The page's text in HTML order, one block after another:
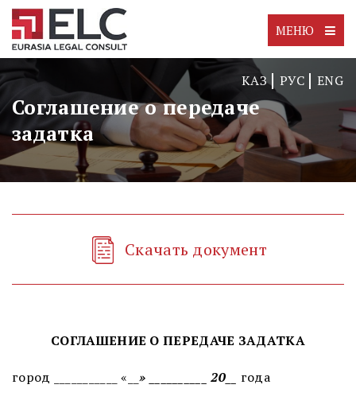
МЕНЮ
КАЗ РУС ENG
Соглашение о передаче
задатка
Скачать документ
СОГЛАШЕНИЕ О ПЕРЕДАЧЕ ЗАДАТКА
город ___________«__» __________ 20__ года